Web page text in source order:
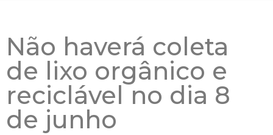
Não haverá coleta
de lixo orgânico e
reciclável no dia 8
de junho